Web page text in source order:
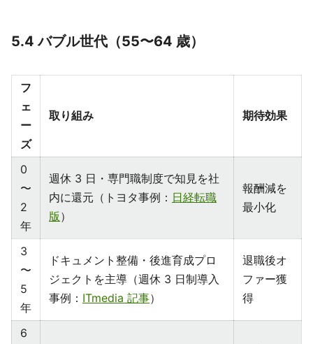
5.4 バブル世代（55〜64 歳）
フ
ェ
ー
ズ
取り組み 期待効果
0
〜
2
年
週休 3 日・専門職制度で知見を社
内に還元（トヨタ事例： 日経転職
版 ）
報酬減を
最小化
3
〜
5
年
ドキュメント整備・後進育成プロ
ジェクトを主導（週休 3 日制導入
事例： ITmedia 記事）
退職後オ
ファー獲
得
6